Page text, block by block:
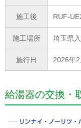
施工後 RUF-
施工場所 埼玉県
施行日 2026年2
給湯器の交換・